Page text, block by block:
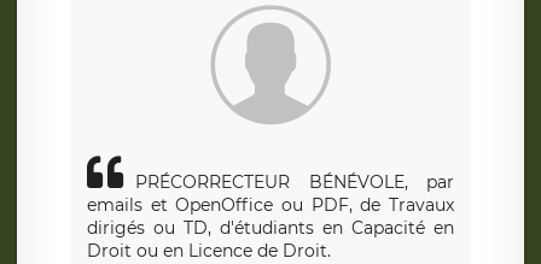
PRÉCORRECTEUR BÉNÉVOLE, par
emails et OpenOffice ou PDF, de Travaux
dirigés ou TD, d'étudiants en Capacité en
Droit ou en Licence de Droit.